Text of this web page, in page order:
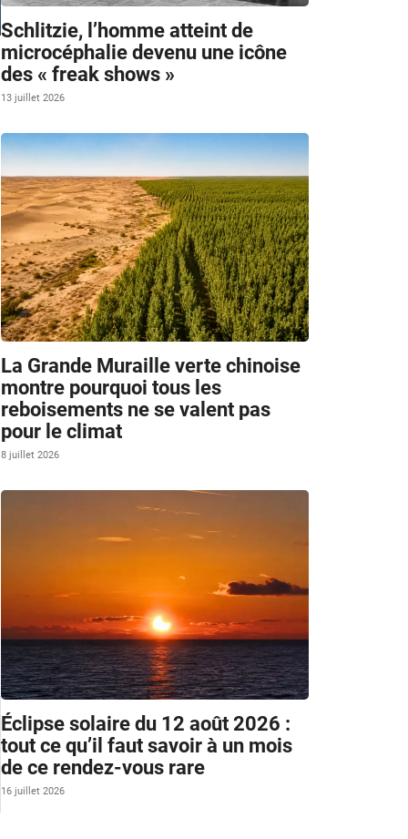
Schlitzie, l’homme atteint de
microcéphalie devenu une icône
des « freak shows »
13 juillet 2026
La Grande Muraille verte chinoise
montre pourquoi tous les
reboisements ne se valent pas
pour le climat
8 juillet 2026
Éclipse solaire du 12 août 2026 :
tout ce qu’il faut savoir à un mois
de ce rendez-vous rare
16 juillet 2026